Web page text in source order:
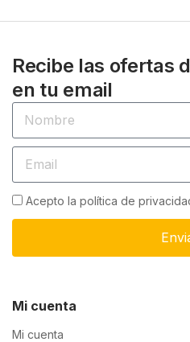
Recibe las ofertas
en tu email
Acepto la política de
Mi cuenta
Mi cuenta